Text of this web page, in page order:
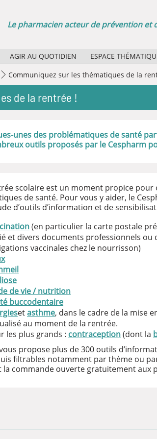
Le pharmacien acteur de prévention et
AGIR AU QUOTIDIEN
Sélection d'affiches papier
Agenda des manifestations
La minute santé publique : des boucles
ESPACE
Communiquez sur les thématiques de la
de la rentrée !
unes des problématiques de santé
outils proposés par le Cespharm
scolaire est un moment propice
de santé. Pour vous y aider, le
d’outils d’information et de
(en particulier la carte postale
et divers documents professionnels
vaccinales chez le nourrisson)
de vie / nutrition
buccodentaire
etasthme, dans le cadre de la mise
au moment de la rentrée.
les plus grands : contraception(dont la
propose plus de 300 outils
filtrables notamment par thème ou
commande ouverte gratuitement aux